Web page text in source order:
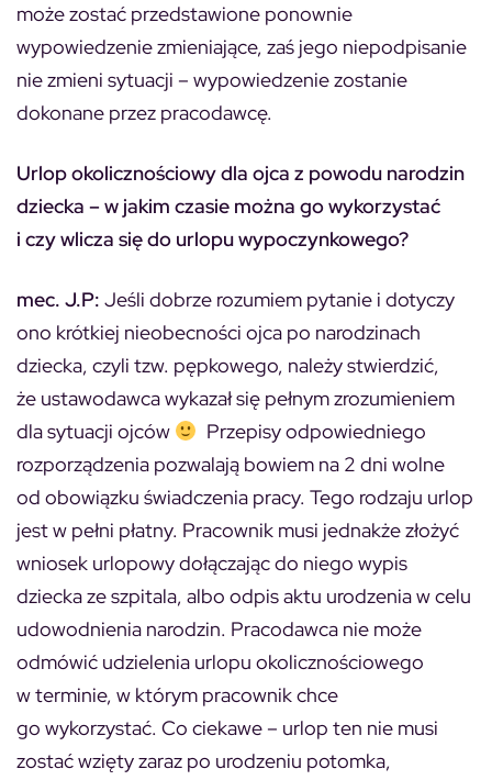
może zostać przedstawione ponownie
wypowiedzenie zmieniające, zaś jego niepodpisanie
nie zmieni sytuacji – wypowiedzenie zostanie
dokonane przez pracodawcę.
Urlop okolicznościowy dla ojca z powodu narodzin
dziecka – w jakim czasie można go wykorzystać
i czy wlicza się do urlopu wypoczynkowego?
mec. J.P: Jeśli dobrze rozumiem pytanie i dotyczy
ono krótkiej nieobecności ojca po narodzinach
dziecka, czyli tzw. pępkowego, należy stwierdzić,
że ustawodawca wykazał się pełnym zrozumieniem
dla sytuacji ojców
Przepisy odpowiedniego
rozporządzenia pozwalają bowiem na 2 dni wolne
od obowiązku świadczenia pracy. Tego rodzaju urlop
jest w pełni płatny. Pracownik musi jednakże złożyć
wniosek urlopowy dołączając do niego wypis
dziecka ze szpitala, albo odpis aktu urodzenia w celu
udowodnienia narodzin. Pracodawca nie może
odmówić udzielenia urlopu okolicznościowego
w terminie, w którym pracownik chce
go wykorzystać. Co ciekawe – urlop ten nie musi
zostać wzięty zaraz po urodzeniu potomka,